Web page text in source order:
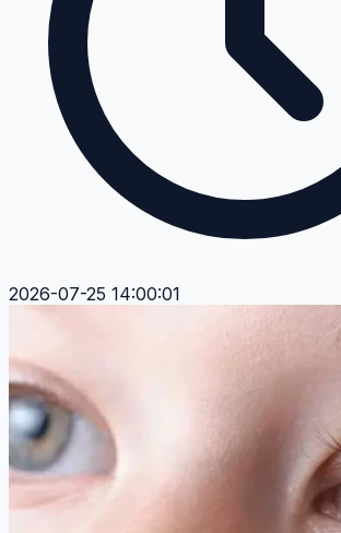
2026-07-25 14:00:01